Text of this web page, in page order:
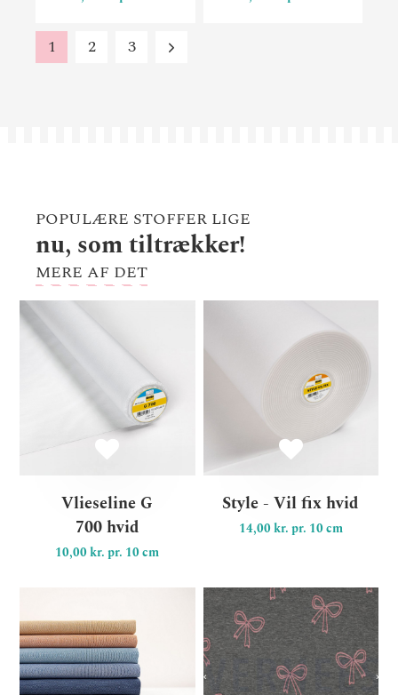
1 2 3
POPULÆRE STOFFER LIGE
nu, som tiltrækker!
MERE AF DET
Vlieseline G
700 hvid
10,00 kr. pr. 10 cm
Style - Vil fix hvid
14,00 kr. pr. 10 cm
Soft bomuld kollektion